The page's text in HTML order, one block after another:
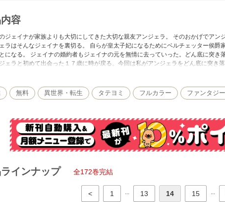
容
ジェイナが家族よりも大切にしてきた大切な親友アンジェラ。 そのおかげでア
ラはそんなジェイナを裏切る。 自らが皇太子妃になるためにベルチェッター侯爵
になる。 ジェイナの婚約者もジェイナの元を無情に去っていった。どん底に突き
ェラと初めて出会った１７歳に時が戻る。今回は私がアンジェラをどん底に突き
無料 異世界・転生 タテヨミ フルカラー ファンタジー
ラインナップ 全172巻完結
< 1 ... 13 14 15 ...